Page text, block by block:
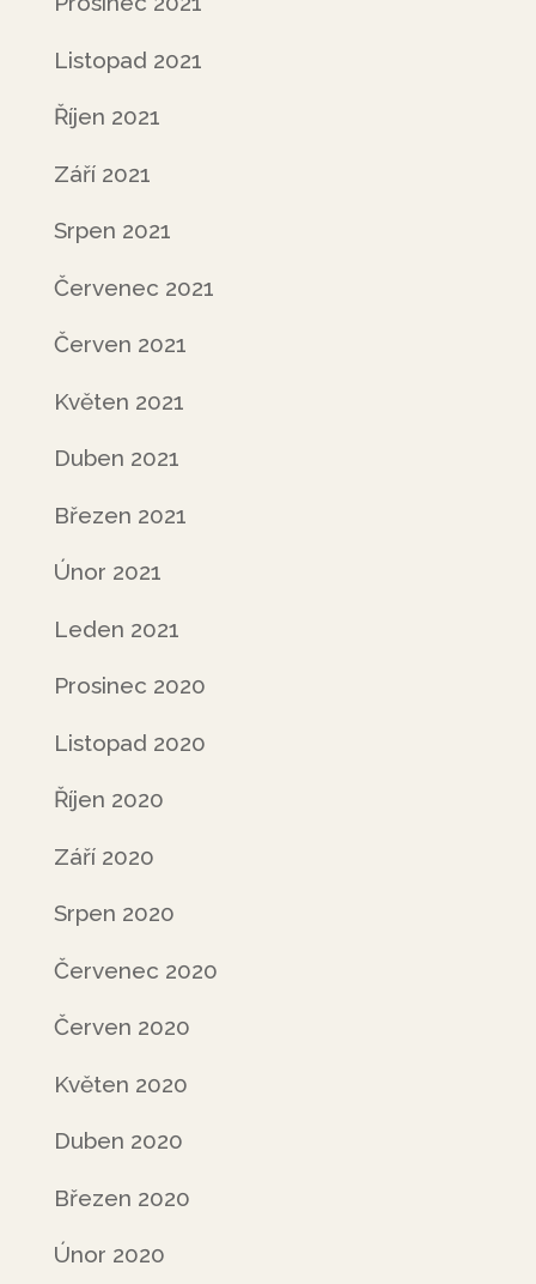
Listopad 2021
Říjen 2021
Září 2021
Srpen 2021
Červenec 2021
Červen 2021
Květen 2021
Duben 2021
Březen 2021
Únor 2021
Leden 2021
Prosinec 2020
Listopad 2020
Říjen 2020
Září 2020
Srpen 2020
Červenec 2020
Červen 2020
Květen 2020
Duben 2020
Březen 2020
Únor 2020